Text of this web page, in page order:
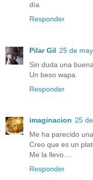
día
Responder
Pilar Gil 25 de
Sin duda una
Un beso wapa.
Responder
imaginacion 25
Me ha parecido
Creo que es un
Me la llevo....
Responder